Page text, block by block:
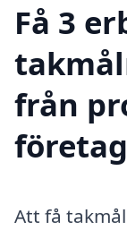
Få 3
från
företag
Att få